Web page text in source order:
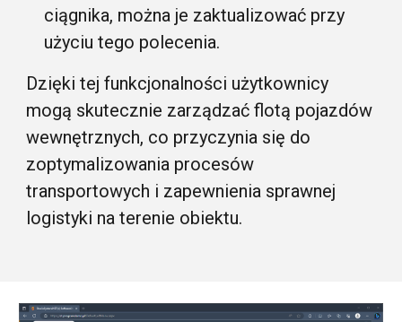
ciągnika, można je zaktualizować przy
użyciu tego polecenia.
Dzięki tej funkcjonalności użytkownicy
mogą skutecznie zarządzać flotą pojazdów
wewnętrznych, co przyczynia się do
zoptymalizowania procesów
transportowych i zapewnienia sprawnej
logistyki na terenie obiektu.